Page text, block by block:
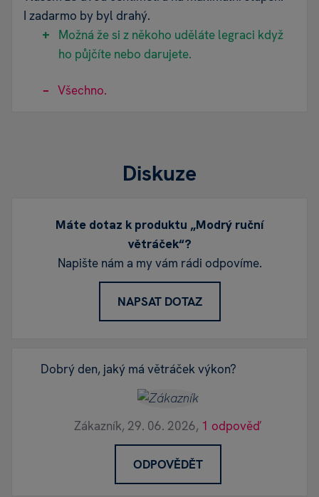
I zadarmo by byl drahý.
Možná že si z někoho uděláte legraci když
ho půjčíte nebo darujete.
Všechno.
Diskuze
Máte dotaz k produktu „Modrý ruční
větráček“?
Napište nám a my vám rádi odpovíme.
NAPSAT DOTAZ
Dobrý den, jaký má větráček výkon?
Zákazník, 29. 06. 2026, 1 odpověď
ODPOVĚDĚT